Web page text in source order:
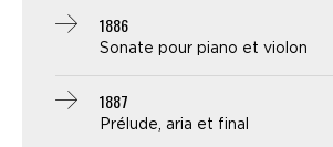
1886
Sonate pour piano et violon
1887
Prélude, aria et final